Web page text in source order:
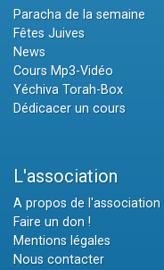
Paracha de la semaine
Fêtes Juives
News
Cours Mp3-Vidéo
Yéchiva Torah-Box
Dédicacer un cours
L'association
A propos de l'association
Faire un don !
Mentions légales
Nous contacter